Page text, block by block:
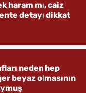
haram mı, caiz
detayı dikkat
neden hep
beyaz olmasının